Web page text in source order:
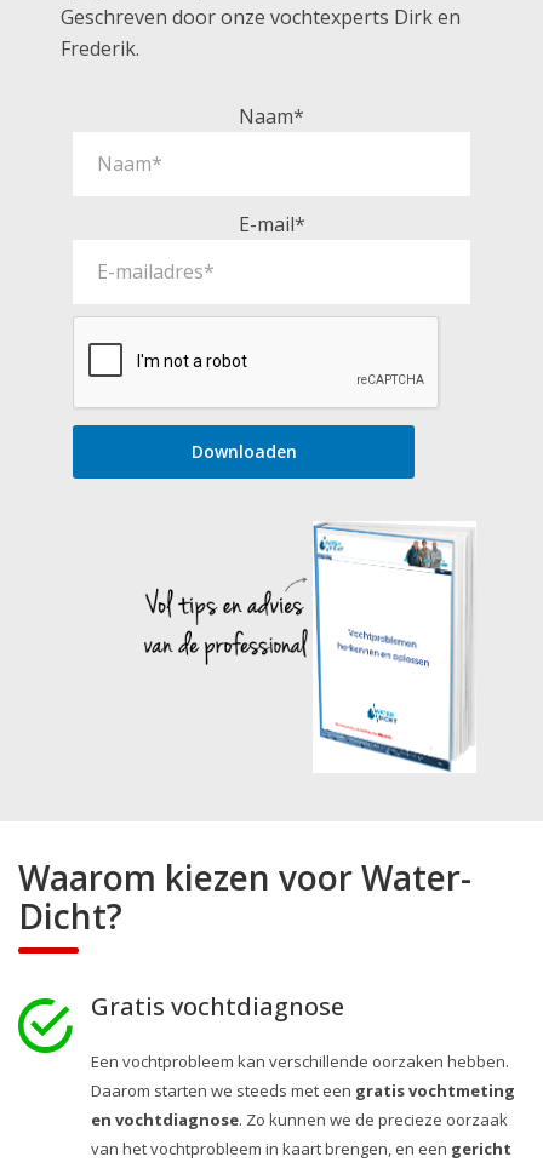
Geschreven door onze vochtexperts Dirk en
Frederik.
Naam*
E-mail*
Waarom kiezen voor Water-
Dicht?
Gratis vochtdiagnose
Een vochtprobleem kan verschillende oorzaken hebben.
Daarom starten we steeds met een gratis vochtmeting
en vochtdiagnose. Zo kunnen we de precieze oorzaak
van het vochtprobleem in kaart brengen, en een gericht